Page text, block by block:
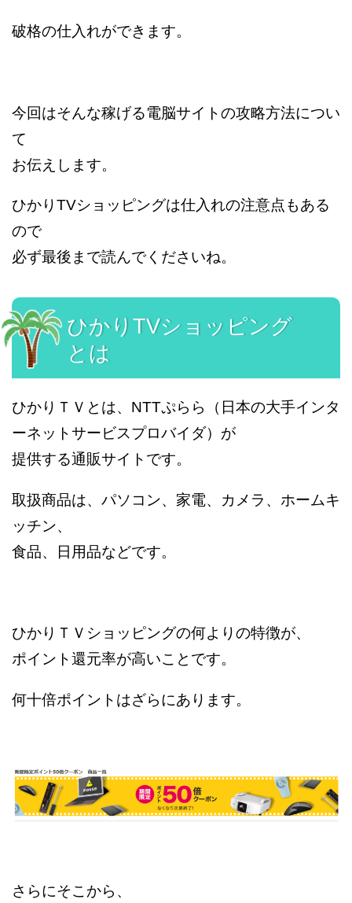
破格の仕入れができます。
今回はそんな稼げる電脳サイトの攻略方法につい
て
お伝えします。
ひかりTVショッピングは仕入れの注意点もある
ので
必ず最後まで読んでくださいね。
ひかりTVショッピング
とは
ひかりＴＶとは、NTTぷらら（日本の大手インタ
ーネットサービスプロバイダ）が
提供する通販サイトです。
取扱商品は、パソコン、家電、カメラ、ホームキ
ッチン、
食品、日用品などです。
ひかりＴＶショッピングの何よりの特徴が、
ポイント還元率が高いことです。
何十倍ポイントはざらにあります。
さらにそこから、